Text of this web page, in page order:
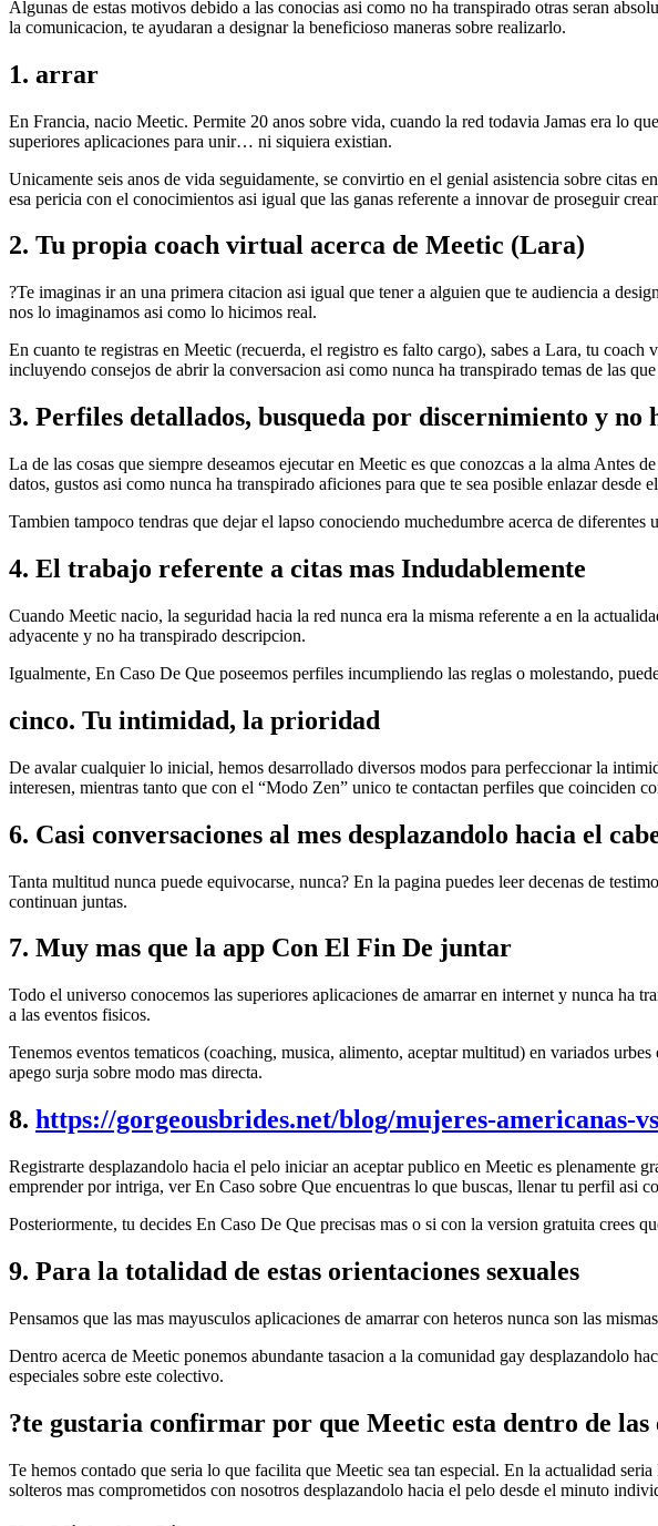
Algunas de estas motivos debido a las conocias asi­ como no ha transpirado otras seran
la comunicacion, te ayudaran a designar la beneficioso maneras sobre realizarlo.
1. arrar
En Francia, nacio Meetic. Permite 20 anos sobre vida, cuando la red todavia Jamas era lo
superiores aplicaciones para unir… ni siquiera existian.
Unicamente seis anos de vida seguidamente, se convirtio en el genial asistencia sobre
esa pericia con el conocimientos asi igual que las ganas referente a innovar de proseguir
2. Tu propia coach virtual acerca de Meetic (Lara)
?Te imaginas ir an una primera citacion asi igual que tener a alguien que te audiencia a
nos lo imaginamos asi­ como lo hicimos real.
En cuanto te registras en Meetic (recuerda, el registro es falto cargo), sabes a Lara, tu
incluyendo consejos de abrir la conversacion asi­ como nunca ha transpirado temas de las
3. Perfiles detallados, busqueda por discernimiento y
La de las cosas que siempre deseamos ejecutar en Meetic es que conozcas a la alma Antes
datos, gustos asi­ como nunca ha transpirado aficiones para que te sea posible enlazar
Tambien tampoco tendras que dejar el lapso conociendo muchedumbre acerca de
4. El trabajo referente a citas mas Indudablemente
Cuando Meetic nacio, la seguridad hacia la red nunca era la misma referente a en la
adyacente y no ha transpirado descripcion.
Igualmente, En Caso De Que poseemos perfiles incumpliendo las reglas o molestando,
cinco. Tu intimidad, la prioridad
De avalar cualquier lo inicial, hemos desarrollado diversos modos para perfeccionar la
interesen, mientras tanto que con el “Modo Zen” unico te contactan perfiles que coinciden
6. Casi conversaciones al mes desplazandolo hacia el
Tanta multitud nunca puede equivocarse, nunca? En la pagina puedes leer decenas de
continuan juntas.
7. Muy mas que la app Con El Fin De juntar
Todo el universo conocemos las superiores aplicaciones de amarrar en internet y nunca ha
a las eventos fisicos.
Tenemos eventos tematicos (coaching, musica, alimento, aceptar multitud) en variados
apego surja sobre modo mas directa.
8. https://gorgeousbrides.net/blog/mujeres-americanas-
Registrarte desplazandolo hacia el pelo iniciar an aceptar publico en Meetic es plenamente
emprender por intriga, ver En Caso sobre Que encuentras lo que buscas, llenar tu perfil asi
Posteriormente, tu decides En Caso De Que precisas mas o si con la version gratuita crees
9. Para la totalidad de estas orientaciones sexuales
Pensamos que las mas mayusculos aplicaciones de amarrar con heteros nunca son las
Dentro acerca de Meetic ponemos abundante tasacion a la comunidad gay desplazandolo
especiales sobre este colectivo.
?te gustaria confirmar por que Meetic esta dentro de las
Te hemos contado que seri­a lo que facilita que Meetic sea tan especial. En la actualidad
solteros mas comprometidos con nosotros desplazandolo hacia el pelo desde el minuto